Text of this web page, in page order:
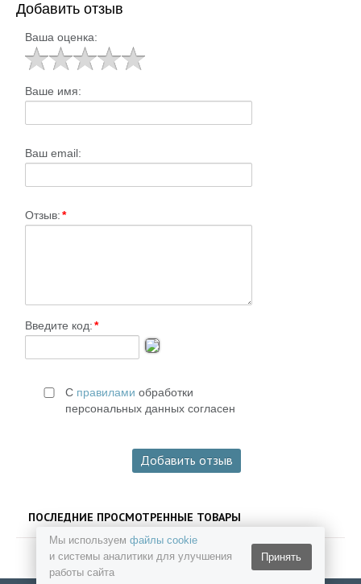
Мы используем файлы cookie
и системы аналитики для улучшения
работы сайта
Принять
Добавить отзыв
Ваша оценка:
Ваше имя:
Ваш email:
Отзыв:*
Введите код:*
С правилами обработки
персональных данных согласен
ПОСЛЕДНИЕ ПРОСМОТРЕННЫЕ ТОВАРЫ